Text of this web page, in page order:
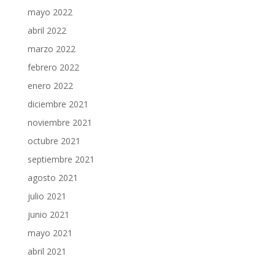
mayo 2022
abril 2022
marzo 2022
febrero 2022
enero 2022
diciembre 2021
noviembre 2021
octubre 2021
septiembre 2021
agosto 2021
julio 2021
junio 2021
mayo 2021
abril 2021